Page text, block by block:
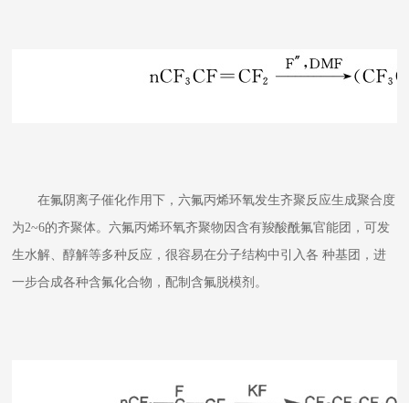
在氟阴离子催化作用下，六氟丙烯环氧发生齐聚反应生成聚合度
为2~6的齐聚体。六氟丙烯环氧齐聚物因含有羧酸酰氟官能团，可发
生水解、醇解等多种反应，很容易在分子结构中引入各 种基团，进
一步合成各种含氟化合物，配制含氟脱模剂。